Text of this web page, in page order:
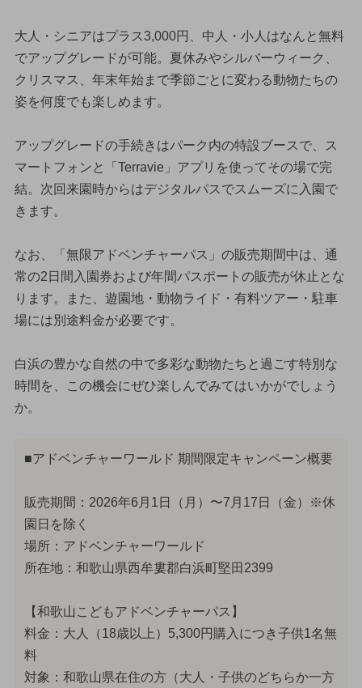
大人・シニアはプラス3,000円、中人・小人はなんと無料
でアップグレードが可能。夏休みやシルバーウィーク、
クリスマス、年末年始まで季節ごとに変わる動物たちの
姿を何度でも楽しめます。
アップグレードの手続きはパーク内の特設ブースで、ス
マートフォンと「Terravie」アプリを使ってその場で完
結。次回来園時からはデジタルパスでスムーズに入園で
きます。
なお、「無限アドベンチャーパス」の販売期間中は、通
常の2日間入園券および年間パスポートの販売が休止とな
ります。また、遊園地・動物ライド・有料ツアー・駐車
場には別途料金が必要です。
白浜の豊かな自然の中で多彩な動物たちと過ごす特別な
時間を、この機会にぜひ楽しんでみてはいかがでしょう
か。
■アドベンチャーワールド 期間限定キャンペーン概要
販売期間：2026年6月1日（月）〜7月17日（金）※休
園日を除く
場所：アドベンチャーワールド
所在地：和歌山県西牟婁郡白浜町堅田2399
【和歌山こどもアドベンチャーパス】
料金：大人（18歳以上）5,300円購入につき子供1名無
料
対象：和歌山県在住の方（大人・子供のどちらか一方